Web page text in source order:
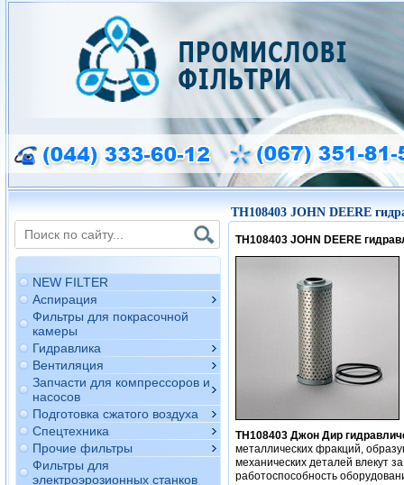
NEW FILTER
Аспирация
Фильтры для покрасочной
камеры
Гидравлика
Вентиляция
Запчасти для компрессоров и
насосов
Подготовка сжатого воздуха
Спецтехника
Прочие фильтры
Фильтры для
электроэрозионных станков
TH108403 JOHN DEERE
TH108403 JOHN DEERE
TH108403 Джон Дир
металлических фракций,
механических деталей влекут
работоспособность